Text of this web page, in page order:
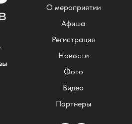
О мероприятии
Афиша
Регистрация
Новости
Фото
Видео
Партнеры